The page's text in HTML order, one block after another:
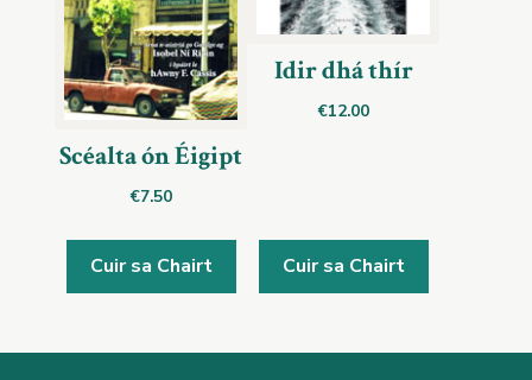
Scéalta ón Éigipt
€7.50
Cuir sa Chairt
Idir dhá thír
€12.00
Cuir sa Chairt